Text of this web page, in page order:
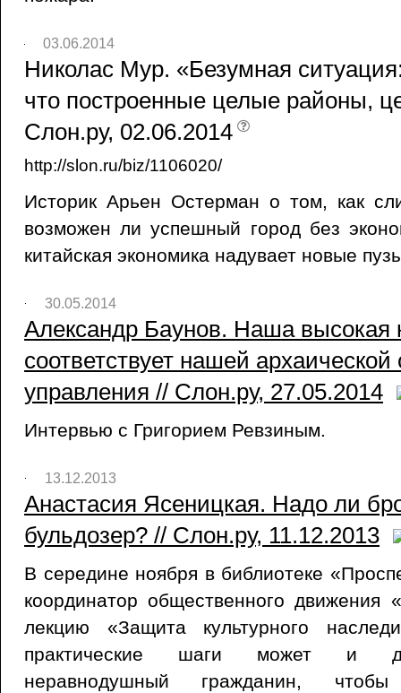
03.06.2014
Николас Мур. «Безумная
что построенные целые районы,
Слон.ру, 02.06.2014
http://slon.ru/biz/1106020/
Историк Арьен Остерман о том, как
возможен ли успешный город без
китайская экономика надувает новые
30.05.2014
Александр Баунов. Наша высокая
соответствует нашей архаической
управления // Слон.ру, 27.05.2014
Интервью с Григорием Ревзиным.
13.12.2013
Анастасия Ясеницкая. Надо ли
бульдозер? // Слон.ру, 11.12.2013
В середине ноября в библиотеке
координатор общественного движения
лекцию «Защита культурного
практические шаги может и
неравнодушный гражданин,